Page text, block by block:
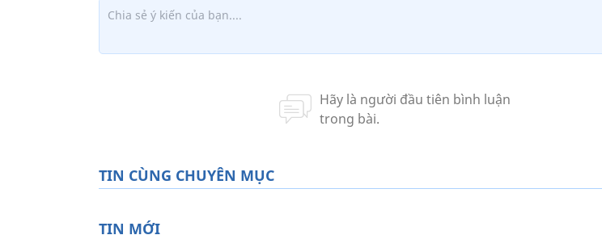
TIN CÙNG CHUYÊN MỤC
TIN MỚI